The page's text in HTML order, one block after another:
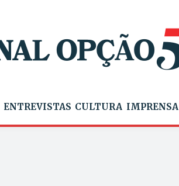
ENTREVISTAS CULTURA IMPRENSA